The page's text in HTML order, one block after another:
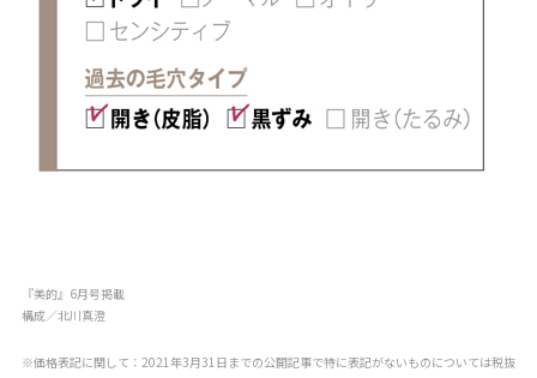
『美的』6月号掲載
構成／北川真澄
※価格表記に関して：2021年3月31日までの公開記事で特に表記がないものについては税抜